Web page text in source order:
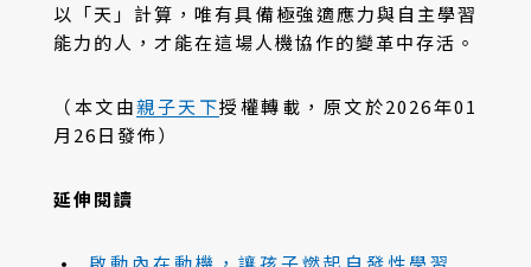
以「天」計算，唯有具備極強適應力與自主學習
能力的人，才能在這場人機協作的變革中存活。
（本文由親子天下授權轉載，原文於2026年01
月26日發佈）
延伸閱讀